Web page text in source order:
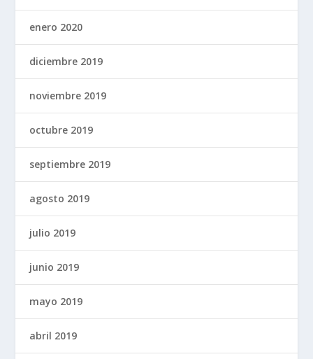
enero 2020
diciembre 2019
noviembre 2019
octubre 2019
septiembre 2019
agosto 2019
julio 2019
junio 2019
mayo 2019
abril 2019